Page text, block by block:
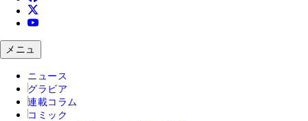
メニュ
ニュース
グラビア
連載コラム
コミック